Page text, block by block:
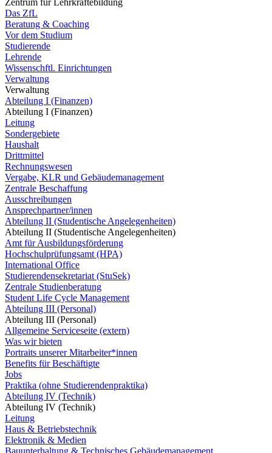
Zentrum für Lehrkräftebildung
Das ZfL
Beratung & Coaching
Vor dem Studium
Studierende
Lehrende
Wissenschftl. Einrichtungen
Verwaltung
Verwaltung
Abteilung I (Finanzen)
Abteilung I (Finanzen)
Leitung
Sondergebiete
Haushalt
Drittmittel
Rechnungswesen
Vergabe, KLR und Gebäudemanagement
Zentrale Beschaffung
Ausschreibungen
Ansprechpartner/innen
Abteilung II (Studentische Angelegenheiten)
Abteilung II (Studentische Angelegenheiten)
Amt für Ausbildungsförderung
Hochschulprüfungsamt (HPA)
International Office
Studierendensekretariat (StuSek)
Zentrale Studienberatung
Student Life Cycle Management
Abteilung III (Personal)
Abteilung III (Personal)
Allgemeine Serviceseite (extern)
Was wir bieten
Portraits unserer Mitarbeiter*innen
Benefits für Beschäftigte
Jobs
Praktika (ohne Studierendenpraktika)
Abteilung IV (Technik)
Abteilung IV (Technik)
Leitung
Haus & Betriebstechnik
Elektronik & Medien
Bauunterhaltung & Technisches Gebäudemanagement